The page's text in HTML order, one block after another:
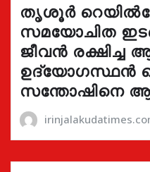
തൃശൂർ
സമയോചിത
ജീവൻ രക്ഷിച്ച
ഉദ്യോഗസ്ഥൻ
സന്തോഷിനെ